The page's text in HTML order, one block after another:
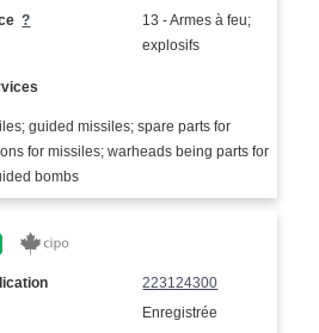
?
13 - Armes à feu;
explosifs
guided missiles; spare parts for
for missiles; warheads being parts for
bombs
223124300
Enregistrée